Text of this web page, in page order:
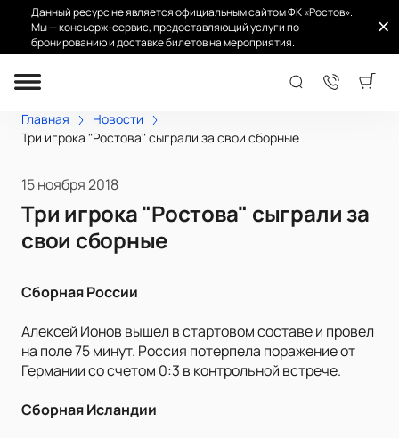
Данный ресурс не является официальным сайтом ФК «Ростов».
Мы — консьерж-сервис, предоставляющий услуги по
бронированию и доставке билетов на мероприятия.
Главная
Новости
Три игрока "Ростова" сыграли за свои сборные
15 ноября 2018
Три игрока "Ростова" сыграли за
свои сборные
Сборная России
Алексей Ионов вышел в стартовом составе и провел
на поле 75 минут. Россия потерпела поражение от
Германии со счетом 0:3 в контрольной встрече.
Сборная Исландии